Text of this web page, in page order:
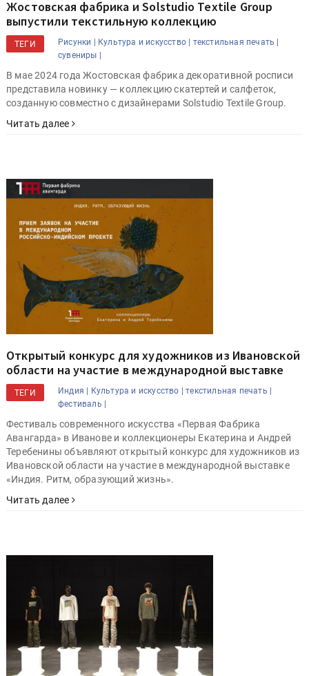
Жостовская фабрика и Solstudio Textile Group
выпустили текстильную коллекцию
ТЕГИ Рисунки | Культура и искусство | текстильная печать |
сувениры |
В мае 2024 года Жостовская фабрика декоративной росписи
представила новинку — коллекцию скатертей и салфеток,
созданную совместно с дизайнерами Solstudio Textile Group.
Читать далее
Открытый конкурс для художников из Ивановской
области на участие в международной выставке
ТЕГИ Индия | Культура и искусство | текстильная печать |
фестиваль |
Фестиваль современного искусства «Первая Фабрика
Авангарда» в Иванове и коллекционеры Екатерина и Андрей
Теребенины объявляют открытый конкурс для художников из
Ивановской области на участие в международной выставке
«Индия. Ритм, образующий жизнь».
Читать далее